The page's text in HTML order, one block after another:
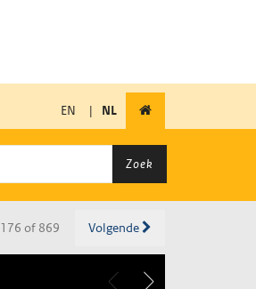
EN | NL
Zoek
176 of 869 Volgende